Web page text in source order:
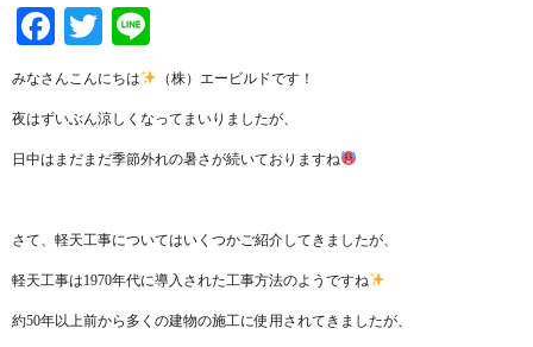
Facebook
Twitter
みなさんこんにちは （株）エービルドです！
夜はずいぶん涼しくなってまいりましたが、
日中はまだまだ季節外れの暑さが続いておりますね
さて、軽天工事についてはいくつかご紹介してきましたが、
軽天工事は1970年代に導入された工事方法のようですね
約50年以上前から多くの建物の施工に使用されてきましたが、